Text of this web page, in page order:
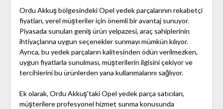
Ordu Akkuş bölgesindeki Opel yedek parçalarının rekabetçi
fiyatları, yerel müşteriler için önemli bir avantaj sunuyor.
Piyasada sunulan geniş ürün yelpazesi, araç sahiplerinin
ihtiyaçlarına uygun seçenekler sunmayı mümkün kılıyor.
Ayrıca, bu yedek parçaların kalitesinden ödün verilmezken,
uygun fiyatlarla sunulması, müşterilerin ilgisini çekiyor ve
tercihlerini bu ürünlerden yana kullanmalarını sağlıyor.
Ek olarak, Ordu Akkuş'taki Opel yedek parça satıcıları,
müşterilere profesyonel hizmet sunma konusunda